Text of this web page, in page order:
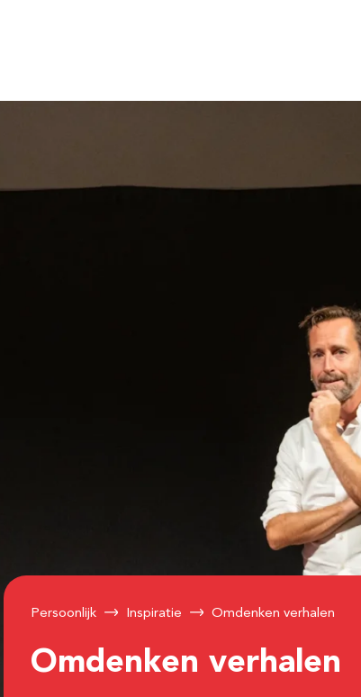
Persoonlijk Inspiratie Omdenken verhalen
Omdenken verhalen